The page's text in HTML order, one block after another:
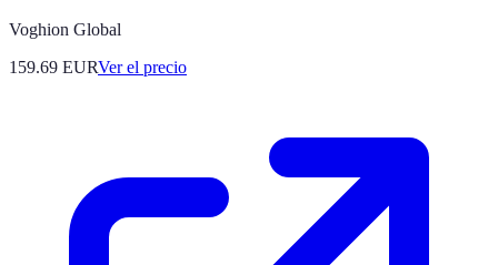
Voghion Global
159.69 EURVer el precio